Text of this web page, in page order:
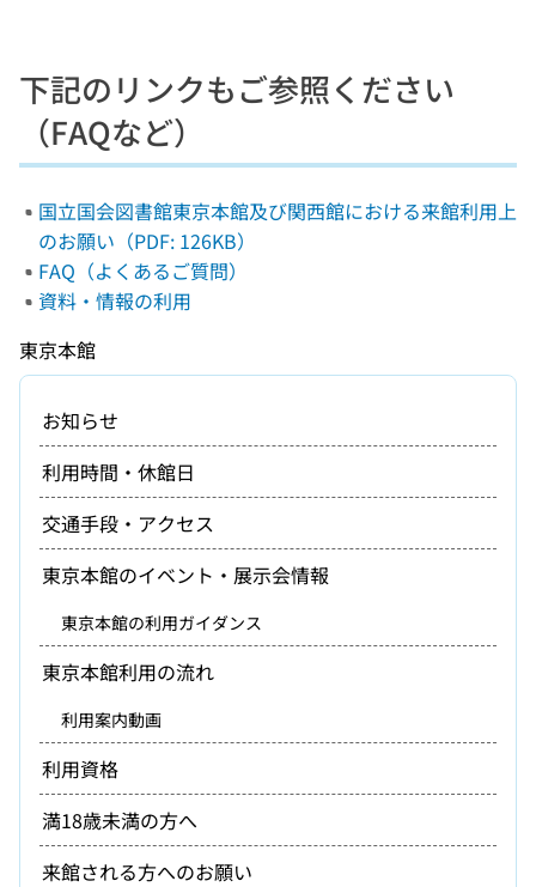
下記のリンクもご参照ください
（FAQなど）
国立国会図書館東京本館及び関西館における来館利用上
のお願い（PDF: 126KB）
FAQ（よくあるご質問）
資料・情報の利用
東京本館
お知らせ
利用時間・休館日
交通手段・アクセス
東京本館のイベント・展示会情報
東京本館の利用ガイダンス
東京本館利用の流れ
利用案内動画
利用資格
満18歳未満の方へ
来館される方へのお願い